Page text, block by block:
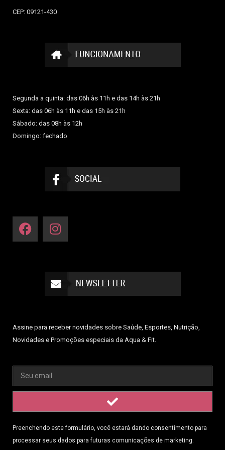
CEP: 09121-430
Segunda a quinta: das 06h às 11h e das 14h às 21h
Sexta: das 06h às 11h e das 15h às 21h
Sábado: das 08h às 12h
Domingo: fechado
Assine para receber novidades sobre Saúde, Esportes, Nutrição,
Novidades e Promoções especiais da Aqua & Fit.
Preenchendo este formulário, você estará dando consentimento para
processar seus dados para futuras comunicações de marketing.